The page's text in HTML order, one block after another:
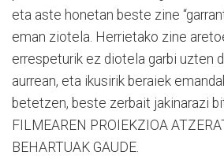
eta aste honetan beste zine
eman ziotela. Herrietako zine
errespeturik ez diotela garbi uzten
aurrean, eta ikusirik beraiek
betetzen, beste zerbait jakinarazi
FILMEAREN PROIEKZIOA
BEHARTUAK GAUDE.